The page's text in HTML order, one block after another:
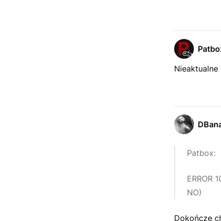
Patbox:
ERROR
NO)
Dokończe